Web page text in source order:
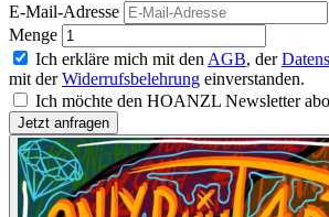
E-Mail-Adresse
Menge
Ich erkläre mich mit den AGB, der
mit derWiderrufsbelehrung einverstanden.
Ich möchte den HOANZL Newsletter